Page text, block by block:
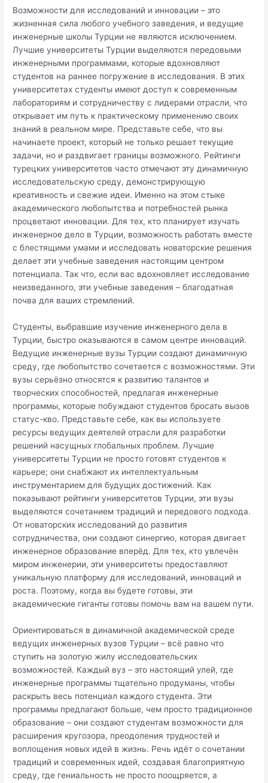
Возможности для исследований и инновации – это
жизненная сила любого учебного заведения, и ведущие
инженерные школы Турции не являются исключением.
Лучшие университеты Турции выделяются передовыми
инженерными программами, которые вдохновляют
студентов на раннее погружение в исследования. В этих
университетах студенты имеют доступ к современным
лабораториям и сотрудничеству с лидерами отрасли, что
открывает им путь к практическому применению своих
знаний в реальном мире. Представьте себе, что вы
начинаете проект, который не только решает текущие
задачи, но и раздвигает границы возможного. Рейтинги
турецких университетов часто отмечают эту динамичную
исследовательскую среду, демонстрирующую
креативность и свежие идеи. Именно на этом стыке
академического любопытства и потребностей рынка
процветают инновации. Для тех, кто планирует изучать
инженерное дело в Турции, возможность работать вместе
с блестящими умами и исследовать новаторские решения
делает эти учебные заведения настоящим центром
потенциала. Так что, если вас вдохновляет исследование
неизведанного, эти учебные заведения – благодатная
почва для ваших стремлений.
Студенты, выбравшие изучение инженерного дела в
Турции, быстро оказываются в самом центре инноваций.
Ведущие инженерные вузы Турции создают динамичную
среду, где любопытство сочетается с возможностями. Эти
вузы серьёзно относятся к развитию талантов и
творческих способностей, предлагая инженерные
программы, которые побуждают студентов бросать вызов
статус-кво. Представьте себе, как вы используете
ресурсы ведущих деятелей отрасли для разработки
решений насущных глобальных проблем. Лучшие
университеты Турции не просто готовят студентов к
карьере; они снабжают их интеллектуальным
инструментарием для будущих достижений. Как
показывают рейтинги университетов Турции, эти вузы
выделяются сочетанием традиций и передового подхода.
От новаторских исследований до развития
сотрудничества, они создают синергию, которая двигает
инженерное образование вперёд. Для тех, кто увлечён
миром инженерии, эти университеты предоставляют
уникальную платформу для исследований, инноваций и
роста. Поэтому, когда вы будете готовы, эти
академические гиганты готовы помочь вам на вашем пути.
Ориентироваться в динамичной академической среде
ведущих инженерных вузов Турции – всё равно что
ступить на золотую жилу исследовательских
возможностей. Каждый вуз – это настоящий улей, где
инженерные программы тщательно продуманы, чтобы
раскрыть весь потенциал каждого студента. Эти
программы предлагают больше, чем просто традиционное
образование – они создают студентам возможности для
расширения кругозора, преодоления трудностей и
воплощения новых идей в жизнь. Речь идёт о сочетании
традиций и современных идей, создавая благоприятную
среду, где гениальность не просто поощряется, а